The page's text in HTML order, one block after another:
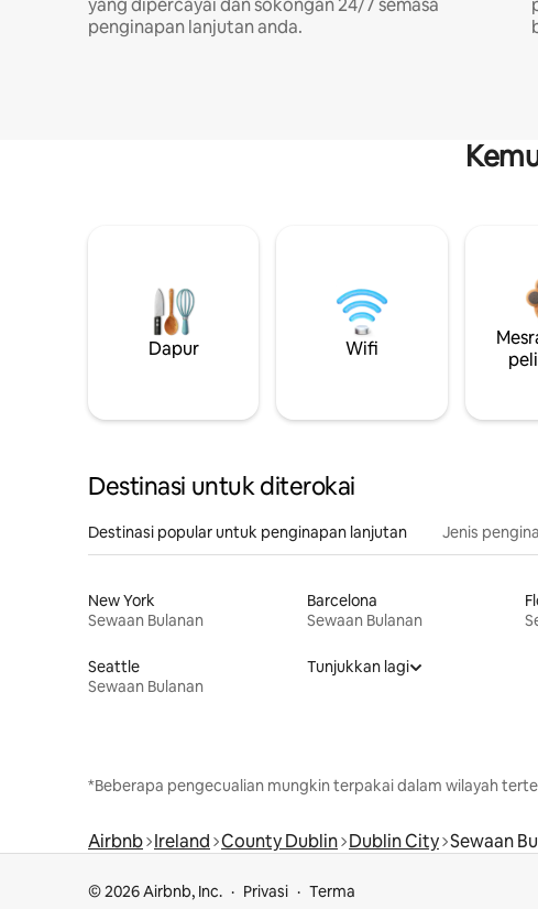
yang dipercayai dan sokongan 24/7 semasa
penginapan lanjutan anda.
Dapur Wifi
Destinasi untuk diterokai
Destinasi popular untuk penginapan lanjutan Jenis
New York
Sewaan Bulanan
Barcelona
Sewaan Bulanan
Seattle
Sewaan Bulanan
Tunjukkan lagi
*Beberapa pengecualian mungkin terpakai dalam wilayah
Airbnb Ireland County Dublin Dublin City Sewaan
© 2026 Airbnb, Inc. Privasi Terma